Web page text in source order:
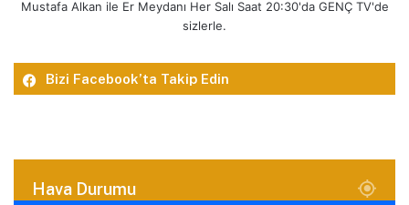
Mustafa Alkan ile Er Meydanı Her Salı Saat 20:30'da GENÇ TV'de
sizlerle.
Bizi Facebook’ta Takip Edin
Hava Durumu